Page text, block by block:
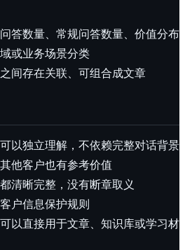
答数量、常规问答数量、价值分布
或业务场景分类
间存在关联、可组合成文章
以独立理解，不依赖完整对话背景
他客户也有参考价值
清晰完整，没有断章取义
户信息保护规则
以直接用于文章、知识库或学习材